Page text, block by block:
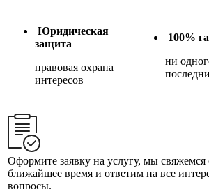
Юридическая
защита
правовая охрана
интересов
100%
ни
Оформите заявку на услугу, мы свяжемся
ближайшее время и ответим на все
вопросы.